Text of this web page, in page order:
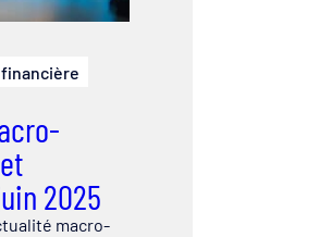
2025
macro-